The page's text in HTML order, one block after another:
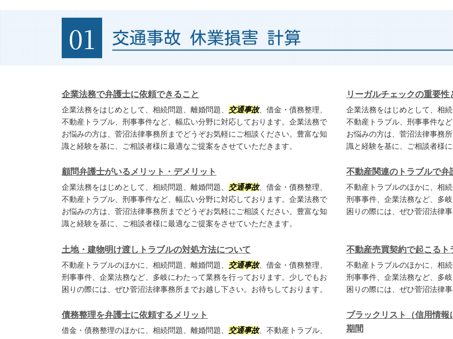
01 交通事故 休業損害 計算
企業法務で弁護士に依頼できること
企業法務をはじめとして、相続問題、離婚問題、 交通事故、借金・債務整理、
不動産トラブル、刑事事件など、幅広い分野に対応しております。企業法務で
お悩みの方は、菅沼法律事務所までどうぞお気軽にご相談ください。豊富な知
識と経験を基に、ご相談者様に最適なご提案をさせていただきます。
リーガルチェックの重要性
企業法務をはじめとして、相
不動産トラブル、刑事事件な
お悩みの方は、菅沼法律事務
識と経験を基に、ご相談者様
顧問弁護士がいるメリット・デメリット
企業法務をはじめとして、相続問題、離婚問題、 交通事故、借金・債務整理、
不動産トラブル、刑事事件など、幅広い分野に対応しております。企業法務で
お悩みの方は、菅沼法律事務所までどうぞお気軽にご相談ください。豊富な知
識と経験を基に、ご相談者様に最適なご提案をさせていただきます。
不動産関連のトラブルで弁
不動産トラブルのほかに、相
刑事事件、企業法務など、多
困りの際には、ぜひ菅沼法律
土地・建物明け渡しトラブルの対処方法について
不動産トラブルのほかに、相続問題、離婚問題、 交通事故、借金・債務整理、
刑事事件、企業法務など、多岐にわたって業務を行っております。少しでもお
困りの際には、ぜひ菅沼法律事務所までお越し下さい。お待ちしております。
不動産売買契約で起こるト
不動産トラブルのほかに、相
刑事事件、企業法務など、多
困りの際には、ぜひ菅沼法律
債務整理を弁護士に依頼するメリット
借金・債務整理のほかに、相続問題、離婚問題、 交通事故、不動産トラブル、
ブラックリスト（信用情
期間